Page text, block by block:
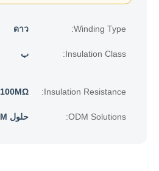
Winding Type:
ดาว
Insulation Class: ب
Insulation Resistance: 100MΩ دقيقة 500VDC DC
ODM Solutions: حلول ODM: محركات AC و EC مخصصة